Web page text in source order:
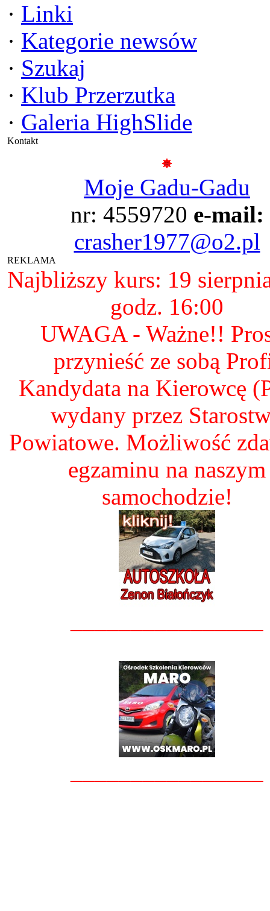
· Linki
· Kategorie newsów
· Szukaj
· Klub Przerzutka
· Galeria HighSlide
Kontakt
Moje Gadu-Gadu
nr: 4559720 e-mail:
crasher1977@o2.pl
REKLAMA
Najbliższy kurs: 19
godz. 16:00
UWAGA - Ważne!!
przynieść ze sobą
Kandydata na Kierowcę
wydany przez
Powiatowe. Możliwość
egzaminu na naszym
samochodzie!